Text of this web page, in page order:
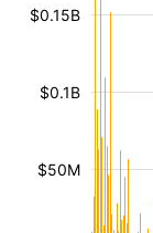
$50M
$0.1B
$0.15B